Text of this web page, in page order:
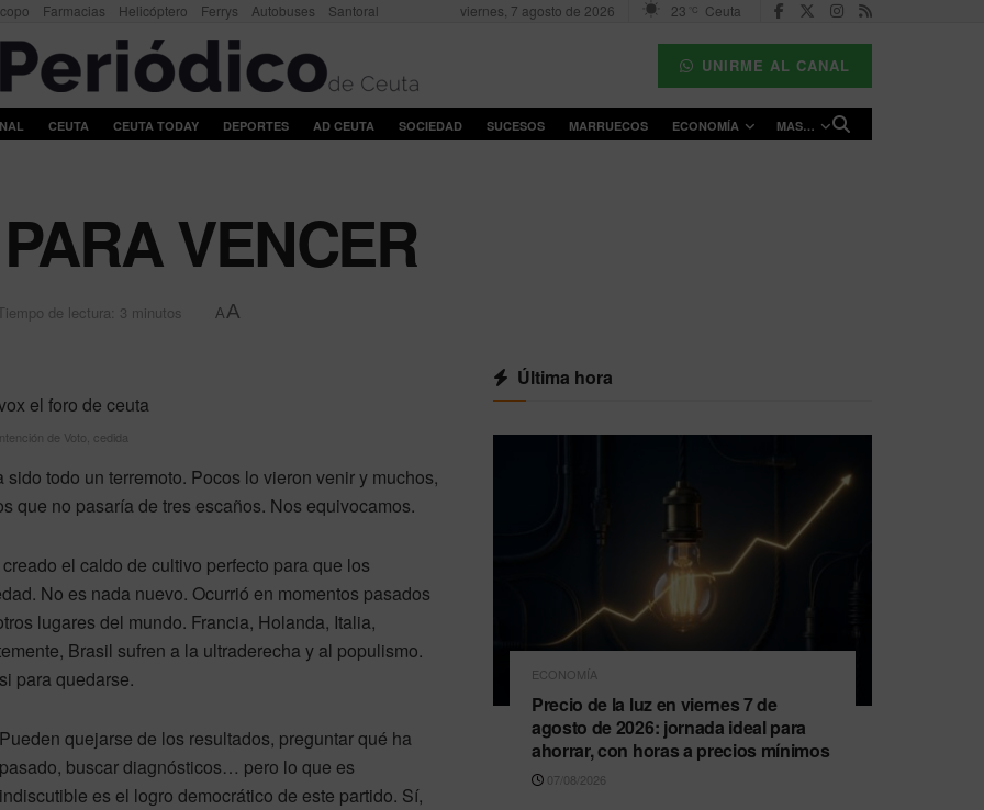
Farmacias Helicóptero Ferrys Autobuses Santoral viernes, 7 agosto de 2026 23 °C Ceuta
UNIRME AL CANAL
CEUTA CEUTA TODAY DEPORTES AD CEUTA SOCIEDAD SUCESOS MARRUECOS ECONOMÍA MAS…
VENCER
de lectura: 3 minutos AA
de Voto, cedida
todo un terremoto. Pocos lo vieron venir y muchos,
que no pasaría de tres escaños. Nos equivocamos.
el caldo de cultivo perfecto para que los
No es nada nuevo. Ocurrió en momentos pasados
lugares del mundo. Francia, Holanda, Italia,
Brasil sufren a la ultraderecha y al populismo.
para quedarse.
Pueden quejarse de los resultados, preguntar qué ha
pasado, buscar diagnósticos… pero lo que es
indiscutible es el logro democrático de este partido. Sí,
Última hora
ECONOMÍA
Precio de la luz en viernes 7 de
agosto de 2026: jornada ideal para
ahorrar, con horas a precios mínimos
07/08/2026